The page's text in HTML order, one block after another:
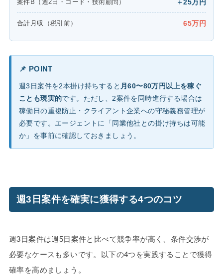
案件B（週2日・コード・技術顧問） ＋25万円
合計月収（税引前） 65万円
📌 POINT
週3日案件を2本掛け持ちすると 月60〜80万円以上を稼ぐ
ことも現実的です。ただし、2案件を同時進行する場合は
稼働日の重複防止・クライアント企業への守秘義務管理が
必要です。エージェントに「同業他社との掛け持ちは可能
か」を事前に確認しておきましょう。
週3日案件を確実に獲得する4つのコツ
週3日案件は週5日案件と比べて競争率が高く、条件交渉が
必要なケースも多いです。以下の4つを実践することで獲得
確率を高めましょう。